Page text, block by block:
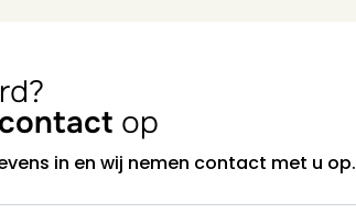
op
in en wij nemen contact met u op.